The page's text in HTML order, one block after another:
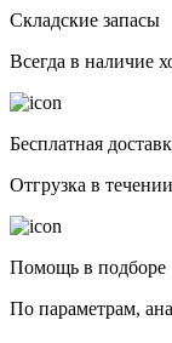
Складские запасы
Всегда в наличие
Бесплатная
Отгрузка в
Помощь в подборе
По параметрам,